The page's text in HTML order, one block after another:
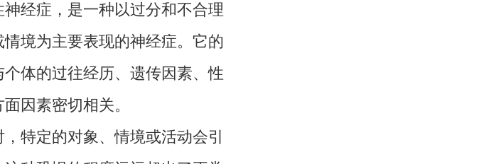
经症，是一种以过分和不合理
境为主要表现的神经症。它的
体的过往经历、遗传因素、性
因素密切相关。
定的对象、情境或活动会引